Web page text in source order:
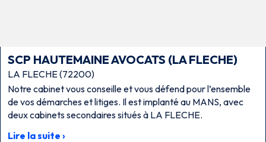
SCP HAUTEMAINE AVOCATS (LA FLECHE)
LA FLECHE (72200)
Notre cabinet vous conseille et vous défend pour l’ensemble
de vos démarches et litiges. Il est implanté au MANS, avec
deux cabinets secondaires situés à LA FLECHE.
Lire la suite ›